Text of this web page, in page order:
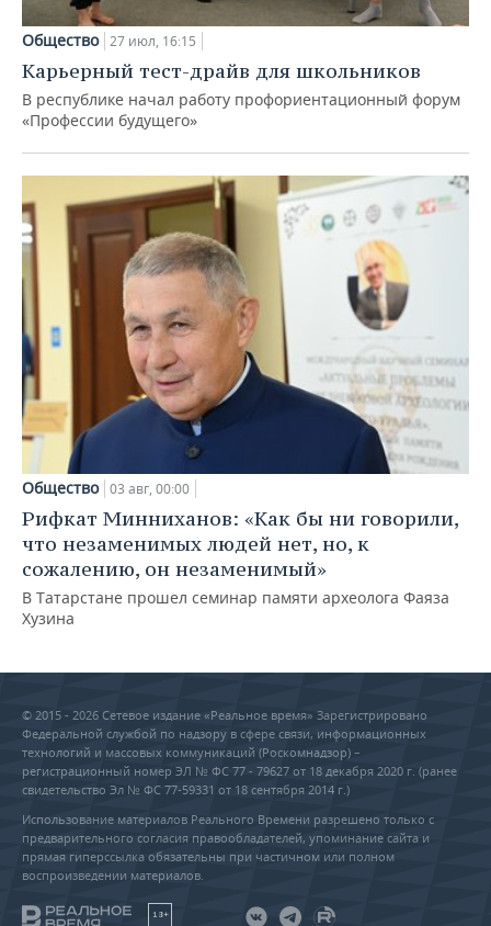
Общество 27 июл, 16:15
Карьерный тест-драйв для школьников
В республике начал работу профориентационный форум
«Профессии будущего»
Общество 03 авг, 00:00
Рифкат Минниханов: «Как бы ни говорили,
что незаменимых людей нет, но, к
сожалению, он незаменимый»
В Татарстане прошел семинар памяти археолога Фаяза
Хузина
© 2015 - 2026 Сетевое издание «Реальное время» Зарегистрировано
Федеральной службой по надзору в сфере связи, информационных
технологий и массовых коммуникаций (Роскомнадзор) –
регистрационный номер ЭЛ № ФС 77 - 79627 от 18 декабря 2020 г. (ранее
свидетельство Эл № ФС 77-59331 от 18 сентября 2014 г.)
Использование материалов Реального Времени разрешено только с
предварительного согласия правообладателей, упоминание сайта и
прямая гиперссылка обязательны при частичном или полном
воспроизведении материалов.
18+